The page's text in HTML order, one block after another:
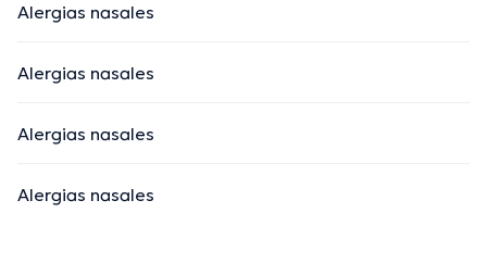
Alergias nasales
Alergias nasales
Alergias nasales
Alergias nasales